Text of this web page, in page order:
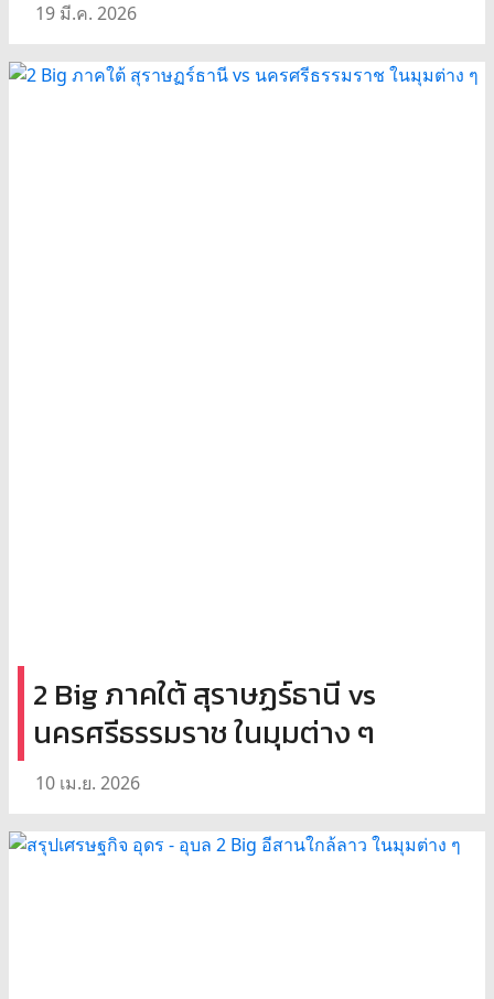
19 มี.ค. 2026
2 Big ภาคใต้ สุราษฏร์ธานี vs
นครศรีธรรมราช ในมุมต่าง ๆ
10 เม.ย. 2026